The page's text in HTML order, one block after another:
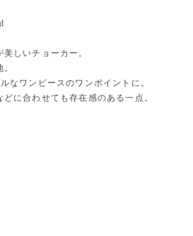
しいチョーカー。
なワンピースのワンポイントに。
に合わせても存在感のある一点。